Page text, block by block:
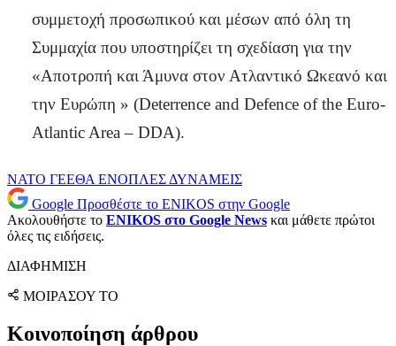
συμμετοχή προσωπικού και μέσων από όλη τη
Συμμαχία που υποστηρίζει τη σχεδίαση για την
«Αποτροπή και Άμυνα στον Ατλαντικό Ωκεανό και
την Ευρώπη » (Deterrence and Defence of the Euro-
Atlantic Area – DDA).
NATO ΓΕΕΘΑ ΕΝΟΠΛΕΣ ΔΥΝΑΜΕΙΣ
Google Προσθέστε το ENIKOS στην Google
Ακολουθήστε το ENIKOS στο Google News και μάθετε πρώτοι
όλες τις ειδήσεις.
ΔΙΑΦΗΜΙΣΗ
ΜΟΙΡΑΣΟΥ ΤΟ
Κοινοποίηση άρθρου